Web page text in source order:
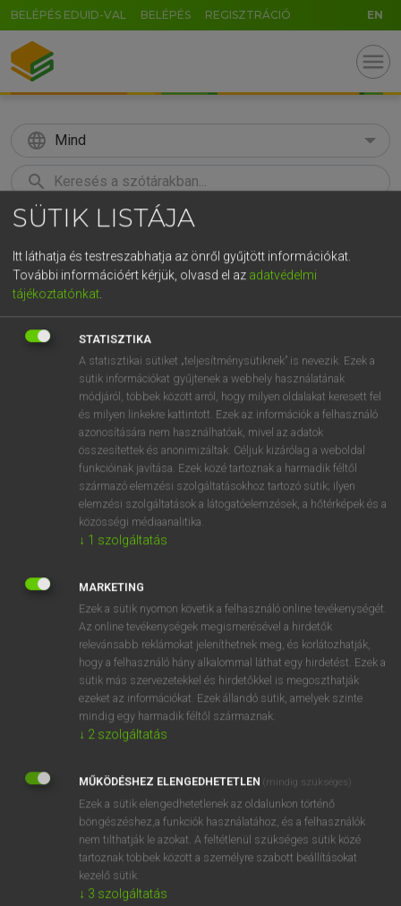
BELÉPÉS EDUID-VAL BELÉPÉS REGISZTRÁCIÓ EN
menu
language Mind
search
KERESÉS
Európai uniós terminológiai szótár
VAN ELŐFIZETÉSED?
Van előfizetésem a teljes szócikk megtekintéséhez.
BELÉPÉS
NINCS ELŐFIZETÉSED?
Nincs regisztrációm és előfizetésem. A szótár 2 órás,
díjmentes próbaverziójának elindításához regisztrálok és
belépek.
REGISZTRÁCIÓ
EURÓPAI UNIÓS TERMINOLÓGIAI SZÓTÁR
Kapcsolódó anyagok
pension claimant
SÜTIK LISTÁJA
Itt láthatja és testreszabhatja az önről gyűjtött információkat.
További információért kérjük, olvasd el az adatvédelmi
tájékoztatónkat.
STATISZTIKA
A statisztikai sütiket „teljesítménysütiknek” is nevezik. Ezek a
sütik információkat gyűjtenek a webhely használatának
módjáról, többek között arról, hogy milyen oldalakat keresett fel
és milyen linkekre kattintott. Ezek az információk a felhasználó
azonosítására nem használhatóak, mivel az adatok
összesítettek és anonimizáltak. Céljuk kizárólag a weboldal
funkcióinak javítása. Ezek közé tartoznak a harmadik féltől
származó elemzési szolgáltatásokhoz tartozó sütik; ilyen
elemzési szolgáltatások a látogatóelemzések, a hőtérképek és a
közösségi médiaanalitika.
↓ 1 szolgáltatás
MARKETING
Ezek a sütik nyomon követik a felhasználó online tevékenységét.
Az online tevékenységek megismerésével a hirdetők
relevánsabb reklámokat jeleníthetnek meg, és korlátozhatják,
hogy a felhasználó hány alkalommal láthat egy hirdetést. Ezek a
sütik más szervezetekkel és hirdetőkkel is megoszthatják
ezeket az információkat. Ezek állandó sütik, amelyek szinte
mindig egy harmadik féltől származnak.
↓ 2 szolgáltatás
MŰKÖDÉSHEZ ELENGEDHETETLEN (mindig szükséges)
Ezek a sütik elengedhetetlenek az oldalunkon történő
böngészéshez,a funkciók használatához, és a felhasználók
nem tilthatják le azokat. A feltétlenül szükséges sütik közé
tartoznak többek között a személyre szabott beállításokat
kezelő sütik.
↓ 3 szolgáltatás
GR
t z u i o p
g h j k l é á ű Ω
n m , . AltGr